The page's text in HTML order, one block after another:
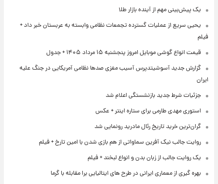
یک پیش‌بینی مهم از آینده بازار طلا
یحیی سریع از عملیات گسترده تجمعات نظامی وابسته به عربستان خبر داد +
فیلم
قیمت انواع گوشی موبایل امروز پنجشنبه ۱۵ مرداد ۱۴۰۵ + جدول
گزارش جدید آسوشیتدپرس آسیب مغزی صدها نظامی آمریکایی در جنگ علیه
ایران
جزئیات شرط جدید بازنشستگی اعلام شد
استوری مهدی طارمی برای ستاره اینتر + عکس
گران‌ترین خرید تاریخ رئال مادرید رونمایی شد
روایت جالب نیک آفرین سماواتی از هم بازی شدن با امین تارخ + فیلم
یک روایت جالب از زبان بدن و انواع لبخند + فیلم
بهره گیری از معماری ایرانی در طرح های ایتالیایی برا مقابله با گرما